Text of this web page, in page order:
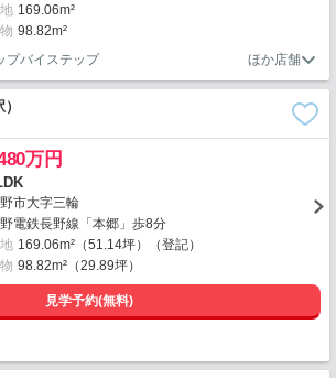
169.06m²
98.82m²
プバイステップ
万円
市大字三輪
電鉄長野線「本郷」歩8分
169.06m²（51.14坪）（登記）
98.82m²（29.89坪）
見学予約(無料)